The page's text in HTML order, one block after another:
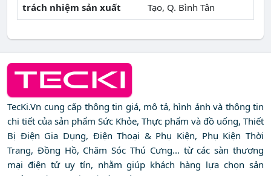
trách nhiệm sản xuất
Tạo, Q. Bình Tân
TecKi.Vn cung cấp thông tin giá, mô tả, hình ảnh và thông tin
chi tiết của sản phẩm Sức Khỏe, Thực phẩm và đồ uống, Thiết
Bị Điện Gia Dụng, Điện Thoại & Phụ Kiện, Phụ Kiện Thời
Trang, Đồng Hồ, Chăm Sóc Thú Cưng... từ các sàn thương
mại điện tử uy tín, nhằm giúp khách hàng lựa chọn sản